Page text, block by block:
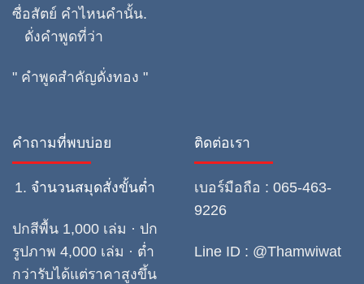
ซื่อสัตย์ คำไหนคำนั้น.
ดั่งคำพูดที่ว่า
" คำพูดสำคัญดั่งทอง "
คำถามที่พบบ่อย
จำนวนสมุดสั่งขั้นต่ำ
ปกสีพื้น 1,000 เล่ม · ปก
รูปภาพ 4,000 เล่ม · ต่ำ
กว่ารับได้แต่ราคาสูงขึ้น
ติดต่อเรา
เบอร์มือถือ : 065-463-
9226
Line ID : @Thamwiwat